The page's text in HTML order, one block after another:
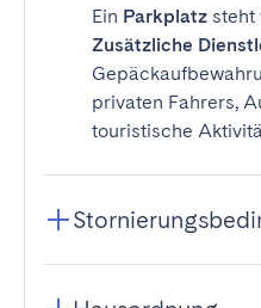
Ein Parkplatz steht
Zusätzliche
privaten Fahrers,
touristische